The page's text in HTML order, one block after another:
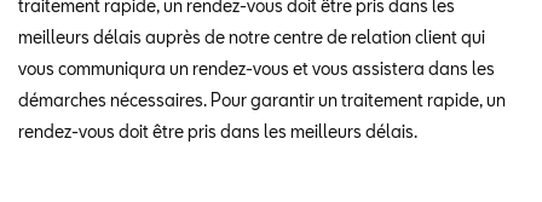
traitement rapide, un rendez-vous doit être pris dans les
meilleurs délais auprès de notre centre de relation client qui
vous communiqura un rendez-vous et vous assistera dans les
démarches nécessaires. Pour garantir un traitement rapide, un
rendez-vous doit être pris dans les meilleurs délais.